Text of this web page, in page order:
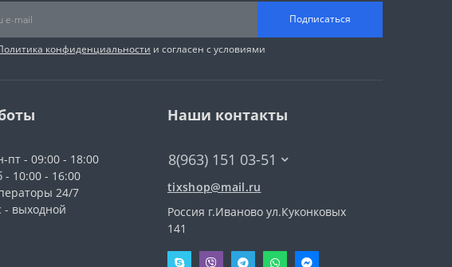
Подписаться
конфиденциальности и согласен с условиями
пт - 09:00 - 18:00
- 10:00 - 16:00
24/7
- выходной
Наши контакты
8(963) 151 03-51
tixshop@mail.ru
Россия г.Иваново ул.Куконковых
141